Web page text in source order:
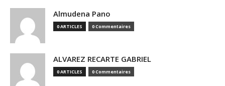
Almudena Pano
0 ARTICLES 0 Commentaires
ALVAREZ RECARTE GABRIEL
0 ARTICLES 0 Commentaires